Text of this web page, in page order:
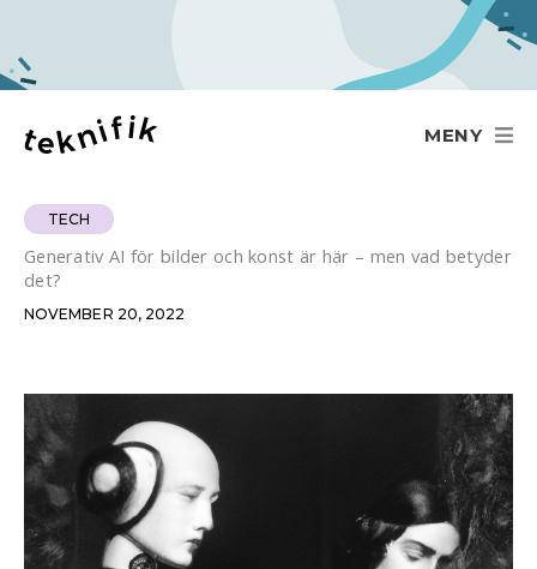
innehåll
MENY
TECH
Generativ AI för bilder och konst är här – men vad betyder
det?
NOVEMBER 20, 2022